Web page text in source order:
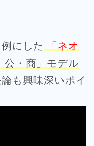
にした
「ネオ
公・商」モデル
も興味深いポイ